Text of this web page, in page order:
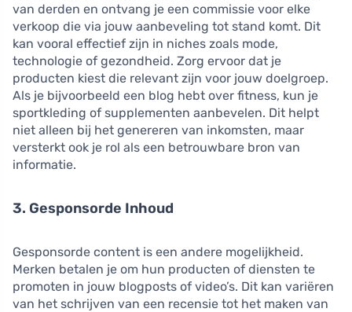
van derden en ontvang je een commissie voor elke
verkoop die via jouw aanbeveling tot stand komt. Dit
kan vooral effectief zijn in niches zoals mode,
technologie of gezondheid. Zorg ervoor dat je
producten kiest die relevant zijn voor jouw doelgroep.
Als je bijvoorbeeld een blog hebt over fitness, kun je
sportkleding of supplementen aanbevelen. Dit helpt
niet alleen bij het genereren van inkomsten, maar
versterkt ook je rol als een betrouwbare bron van
informatie.
3. Gesponsorde Inhoud
Gesponsorde content is een andere mogelijkheid.
Merken betalen je om hun producten of diensten te
promoten in jouw blogposts of video’s. Dit kan variëren
van het schrijven van een recensie tot het maken van